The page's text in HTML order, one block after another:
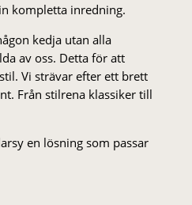
kompletta inredning.
kedja utan alla
av oss. Detta för att
Vi strä­var efter ett brett
Från stil­rena klas­siker till
en lösning som passar